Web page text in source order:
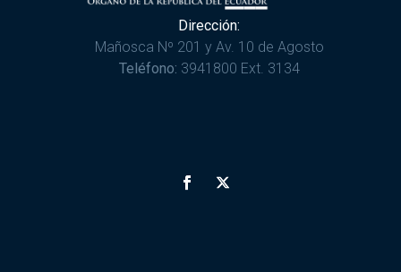
Dirección:
Mañosca Nº 201 y Av. 10 de Agosto
Teléfono: 3941800 Ext. 3134